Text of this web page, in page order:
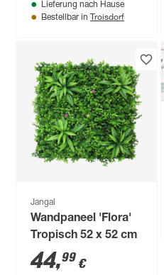
grau 52 x 104 cm
Lieferung nach Hause
Bestellbar in Troisdorf
Jangal
Wandpaneel 'Flora'
Tropisch 52 x 52 cm
44,99 €